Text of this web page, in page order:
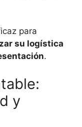
para
su logística
.
y